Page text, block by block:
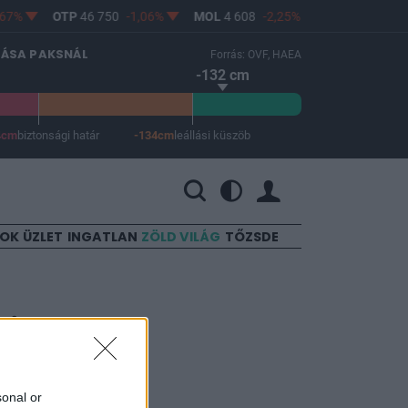
or
OTP 46 750 -1,06% MOL 4 608 -2,25%
PAKSNÁL Forrás: OVF, HAEA
-132 cm
biztonsági határ -134cmleállási küszöb
ÜZLET INGATLAN ZÖLD VILÁG TŐZSDE
Credit